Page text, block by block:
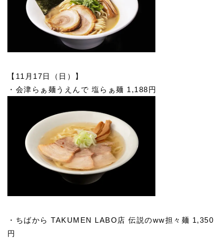
【11月17日（日）】
・会津らぁ麺うえんで 塩らぁ麺 1,188円
・ちばから TAKUMEN LABO店 伝説のww担々麺 1,350
円